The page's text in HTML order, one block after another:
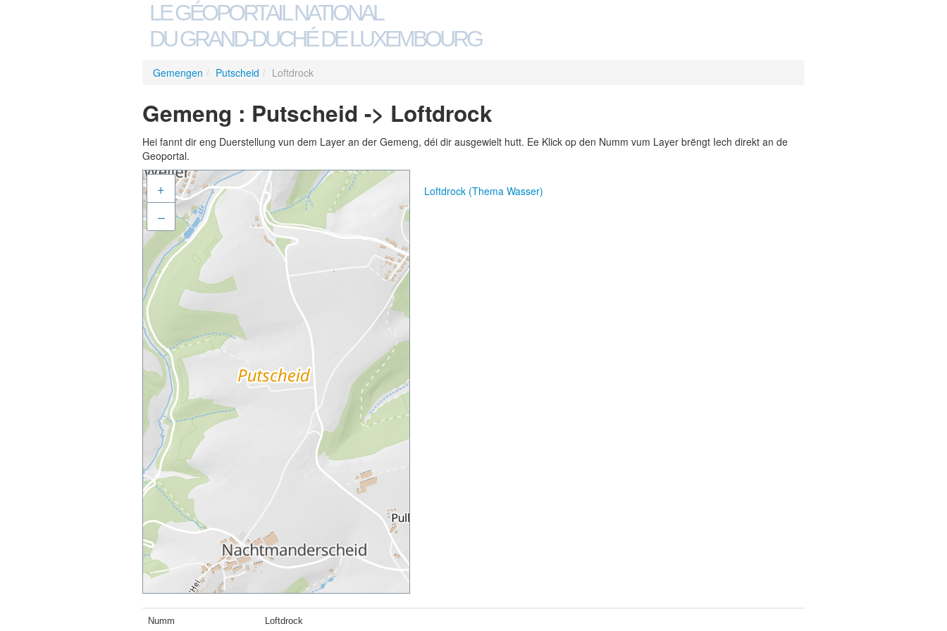
LE GÉOPORTAIL NATIONAL
DU GRAND-DUCHÉ DE LUXEMBOURG
Gemengen / Putscheid / Loftdrock
Gemeng : Putscheid -> Loftdrock
Hei fannt dir eng Duerstellung vun dem Layer an der Gemeng, déi dir ausgewielt hutt. Ee Klick op den Numm vum Layer brëngt Iech direkt an de
Geoportal.
+
–
Loftdrock (Thema Wasser)
Numm Loftdrock